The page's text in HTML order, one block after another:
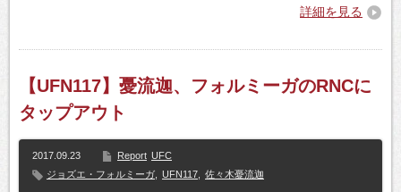
詳細を見る
【UFN117】憂流迦、フォルミーガのRNCに
タップアウト
2017.09.23 Report UFC
ジョズエ・フォルミーガ
UFN117 佐々木憂流迦